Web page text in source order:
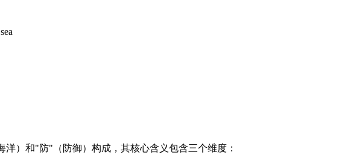
）和"防"（防御）构成，其核心含义包含三个维度：